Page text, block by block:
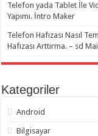
Telefon yada Tablet İle
Yapımı. İntro Maker
Telefon Hafızası Nasıl
Hafızası Arttırma. – sd
Kategoriler
Android
Bilgisayar